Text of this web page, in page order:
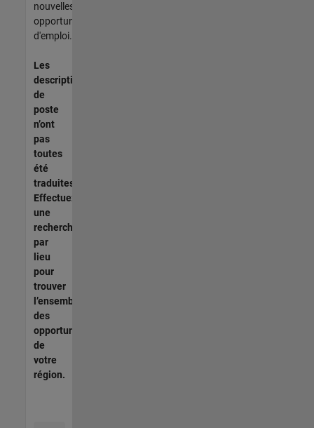
nouvelles
opportunités
d'emploi.
Les
descriptions
de
poste
n’ont
pas
toutes
été
traduites.
Effectuez
une
recherche
par
lieu
pour
trouver
l’ensemble
des
opportunités
de
votre
région.